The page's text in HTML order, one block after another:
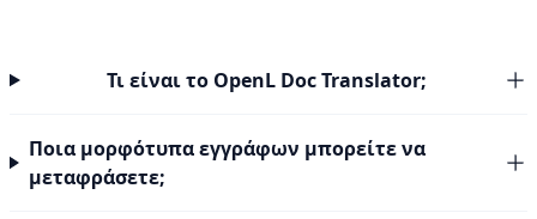
Τι είναι το OpenL Doc Translator;
Ποια μορφότυπα εγγράφων μπορείτε να
μεταφράσετε;